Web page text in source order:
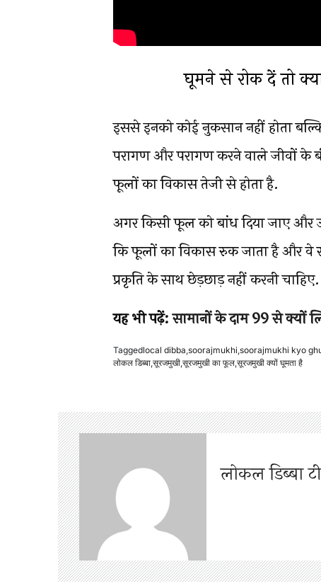
घूमने से रोक दें तो
इससे इनको कोई नुकसान नहीं होता
परागण और परागण करने वाले जीवों के
फूलों का विकास तेजी से होता है.
अगर किसी फूल को बांध दिया जाए और
कि फूलों का विकास रुक जाता है और
प्रकृति के साथ छेड़छाड़ नहीं करनी चाहिए.
यह भी पढ़ें:सामानों के दाम 99 से क्यों
Taggedlocal dibba,soorajmukhi,soorajmukhi kyo
लोकल डिब्बा,सूरजमुखी,सूरजमुखी का फूल,सूरजमुखी क्यों घूमता है
लोकल डिब्बा